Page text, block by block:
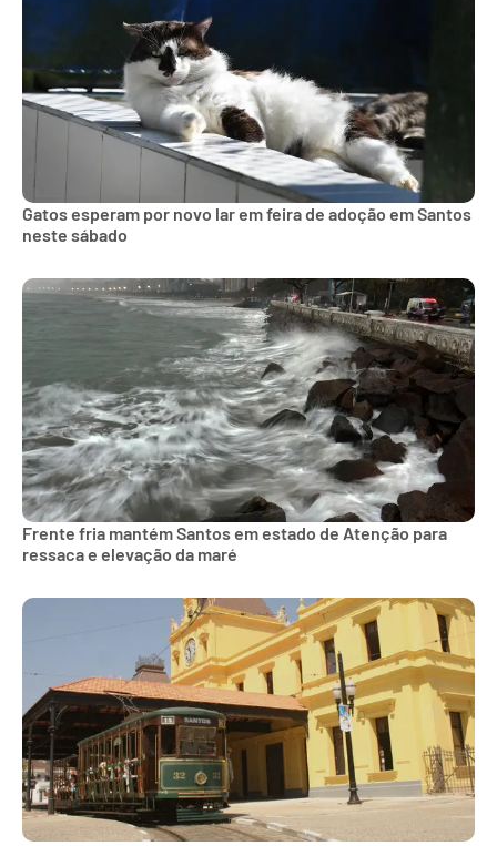
Gatos esperam por novo lar em feira de adoção em Santos
neste sábado
Frente fria mantém Santos em estado de Atenção para
ressaca e elevação da maré